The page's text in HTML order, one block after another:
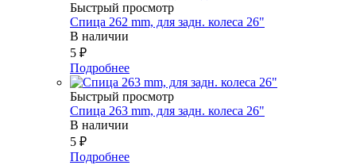
Быстрый просмотр
Спица 262 mm, для задн. колеса 26"
В наличии
5 ₽
Подробнее
Быстрый просмотр
Спица 263 mm, для задн. колеса 26"
В наличии
5 ₽
Подробнее